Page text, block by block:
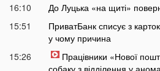
16:10
До Луцька «на щиті»
15:51
ПриватБанк списує з
у чому причина
15:26
Працівники «Нової
собаку з відділення у